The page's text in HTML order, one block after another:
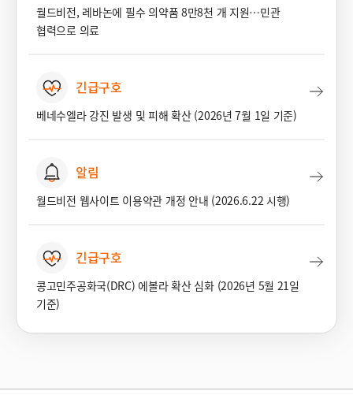
월드비전, 레바논에 필수 의약품 8만8천 개 지원…민관
협력으로 의료
긴급구호
베네수엘라 강진 발생 및 피해 확산 (2026년 7월 1일 기준)
알림
월드비전 웹사이트 이용약관 개정 안내 (2026.6.22 시행)
긴급구호
콩고민주공화국(DRC) 에볼라 확산 심화 (2026년 5월 21일
기준)